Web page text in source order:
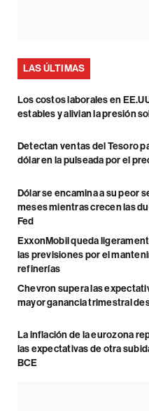
LAS ÚLTIMAS
Los costos laborales en
estables y alivian la presión
Detectan ventas del Tesoro
dólar en la pulseada por el
Dólar se encamina a su peor
meses mientras crecen las
Fed
ExxonMobil queda
las previsiones por el
refinerías
Chevron supera las
mayor ganancia trimestral
La inflación de la eurozona
las expectativas de otra
BCE